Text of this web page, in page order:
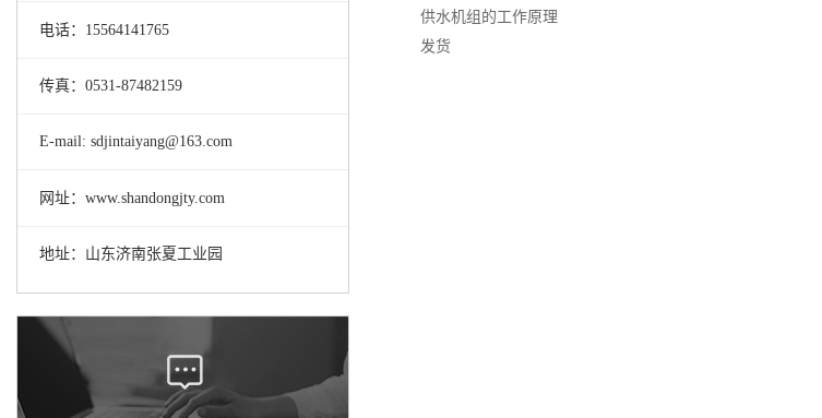
电话：15564141765
传真：0531-87482159
E-mail: sdjintaiyang@163.com
网址：www.shandongjty.com
地址：山东济南张夏工业园
供水机组的工作原理
发货